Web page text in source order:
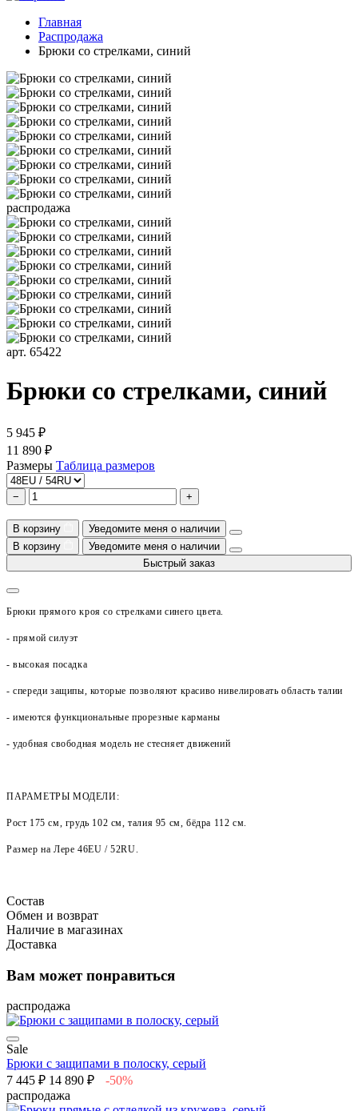
Главная
Распродажа
Брюки со стрелками, синий
распродажа
арт. 65422
Брюки со стрелками, синий
5 945 ₽
11 890 ₽
Размеры Таблица размеров
− +
В корзину
Уведомите меня о наличии
В корзину
Уведомите меня о наличии
Быстрый заказ
Брюки прямого кроя со стрелками синего цвета.
- прямой силуэт
- высокая посадка
- спереди защипы, которые позволяют красиво нивелировать область талии
- имеются функциональные прорезные карманы
- удобная свободная модель не стесняет движений
ПАРАМЕТРЫ МОДЕЛИ:
Рост 175 см, грудь 102 см, талия 95 см, бёдра 112 см.
Размер на Лере 46EU / 52RU.
Состав
Обмен и возврат
Наличие в магазинах
Доставка
Вам может понравиться
распродажа
Sale
Брюки с защипами в полоску, серый
7 445 ₽ 14 890 ₽
-50%
распродажа